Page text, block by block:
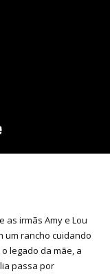
as irmãs Amy e Lou
um rancho cuidando
legado da mãe, a
passa por